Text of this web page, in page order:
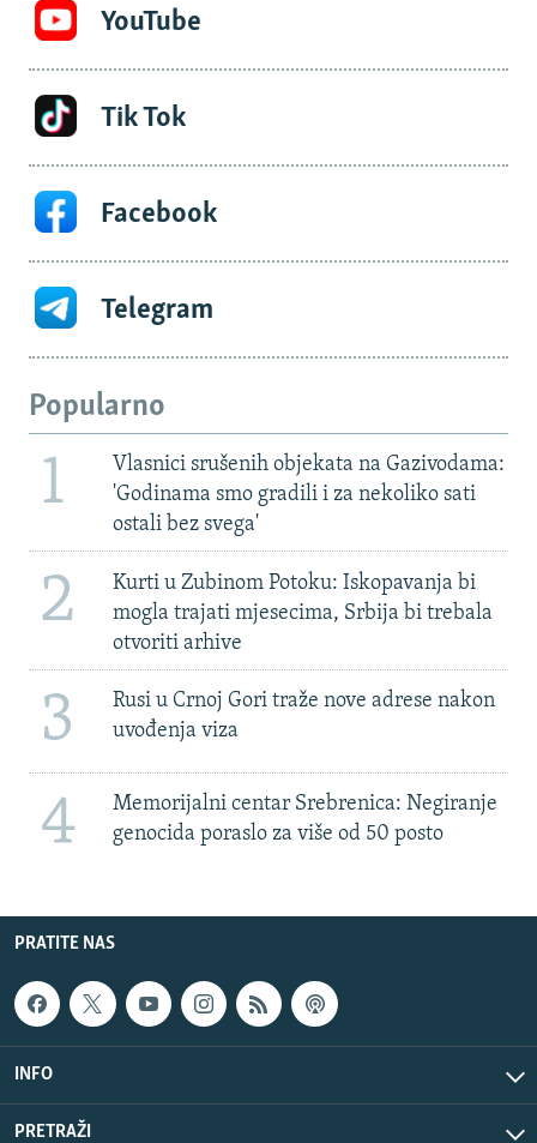
YouTube
Tik Tok
Facebook
Telegram
Popularno
1
Vlasnici srušenih objekata na Gazivodama:
'Godinama smo gradili i za nekoliko sati
ostali bez svega'
2
Kurti u Zubinom Potoku: Iskopavanja bi
mogla trajati mjesecima, Srbija bi trebala
otvoriti arhive
3
Rusi u Crnoj Gori traže nove adrese nakon
uvođenja viza
4
Memorijalni centar Srebrenica: Negiranje
genocida poraslo za više od 50 posto
PRATITE NAS
INFO
PRETRAŽI